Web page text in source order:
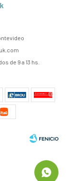
de 9 a 13 hs.